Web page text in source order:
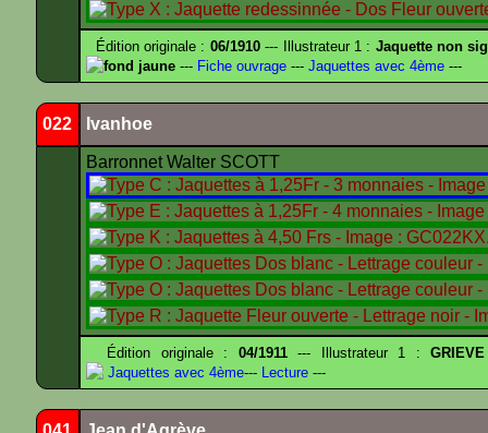
Édition originale : 06/1910--- Illustrateur 1 : Jaquette non
fond jaune --- Fiche ouvrage --- Jaquettes avec 4ème ---
022 Ivanhoe
Barronnet Walter SCOTT
Édition originale : 04/1911--- Illustrateur 1 :
Jaquettes avec 4ème--- Lecture ---